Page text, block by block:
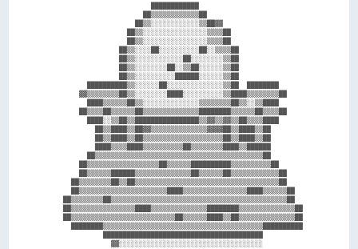
                        ████████████
                      ██▒▒▒▒▒▒▒▒▒▒▒▒██
                    ██▒▒░░░░░░░░░░░░▒▒██▓▓
                  ██▒▒░░░░░░░░░░░░░░░░▒▒▒▒██
                  ██▒▒░░░░░░░░░░░░░░░░▒▒▒▒██
                ██▒▒░░░░██░░░░░░░░░░██░░▒▒▒▒██
                ██▒▒░░░░░░░░░░░░██░░░░░░░░▒▒██
                ██▒▒░░░░░░░░██░░▒▒██░░░░░░▒▒██
                ██▒▒░░░░░░░░░░██████░░░░░░▒▒██
        ██████████▒▒░░░░░░██░░░░░░░░░░░░░░▒▒██  ████████
      ▓▓▒▒▒▒▒▒▒▒██▒▒░░░░░░░░████░░░░░░░░░░▒▒████▒▒▒▒▒▒▒▒██
        ████▒▒▒▒▒▒██▒▒░░░░░░░░░░░░░░▒▒▒▒▒▒▒▒██▒▒░░▒▒████
      ██▒▒▒▒██▒▒▒▒▒▒██▒▒▒▒▒▒▒▒▒▒▒▒▒▒████████▒▒▒▒▒▒██▒▒▒▒██
        ████░░▒▒██▒▒████████████████▒▒▓▓▒▒▓▓▒▒██▒▒▒▒████
          ██▒▒████▒▒██▓▓▒▒▒▒▒▒▒▒▒▒▒▒▒▒▓▓▓▓██▒▒████▒▒██
          ██▒▒████▒▒██▒▒▒▒▒▒▒▒▒▒▒▒▒▒▒▒▒▒▒▒██▒▒████▒▒██
          ████▒▒▒▒████▒▒▒▒▒▒▒▒▒▒██▒▒▒▒▒▒▒▒████▒▒██████
        ██▒▒▒▒▒▒▒▒▒▒▒▒▒▒▒▒▒▒▒▒▒▒▒▒▒▒▒▒▒▒▒▒▒▒▒▒▒▒▒▒▒▒██
      ██▒▒▒▒▒▒▒▒▒▒▒▒▒▒▒▒▒▒██▒▒▒▒▒▒██████████▒▒▒▒▒▒▒▒▒▒██
      ██▒▒▒▒▒▒██████▒▒▒▒▒▒▒▒▒▒▒▒▒▒██▒▒▒▒▒▒██▒▒▒▒▒▒▒▒▒▒▒▒██
    ██▒▒▒▒▒▒▒▒██▒▒██▒▒▒▒▒▒▒▒▒▒▒▒▒▒▒▒▒▒▒▒▒▒▒▒▒▒▒▒▒▒▒▒▒▒▒▒██
    ██▒▒▒▒▒▒▒▒▒▒▒▒▒▒▒▒▒▒▒▒▒▒████▒▒▒▒▒▒▒▒▒▒▒▒▒▒▒▒████▒▒▒▒▒▒██
  ██▒▒▒▒▒▒▒▒██▒▒▒▒▒▒▒▒▒▒▒▒▒▒▒▒▒▒▒▒▒▒▒▒▒▒▒▒▒▒▒▒▒▒▒▒▒▒▒▒▒▒▒▒██
  ██▒▒▒▒▒▒▒▒▒▒▒▒▒▒▒▒████▒▒▒▒▒▒▒▒▒▒▒▒▒▒████████▒▒▒▒▒▒▒▒▒▒▒▒▒▒██
  ██▒▒▒▒▒▒▒▒▒▒▒▒▒▒▒▒▒▒▒▒▒▒▒▒▒▒██▒▒▒▒▒▒████▒▒██▒▒▒▒▒▒▒▒▒▒▒▒▒▒██
    ████████▒▒▒▒▒▒▒▒▒▒▒▒▒▒▒▒▒▒▒▒▒▒▒▒▒▒▒▒▒▒▒▒▒▒▒▒▒▒▒▒██████████
            ████████████████████████████████████████
              ▓▓░░░░░░░░░░░░░░░░░░░░░░░░░░░░░░░░░░░░